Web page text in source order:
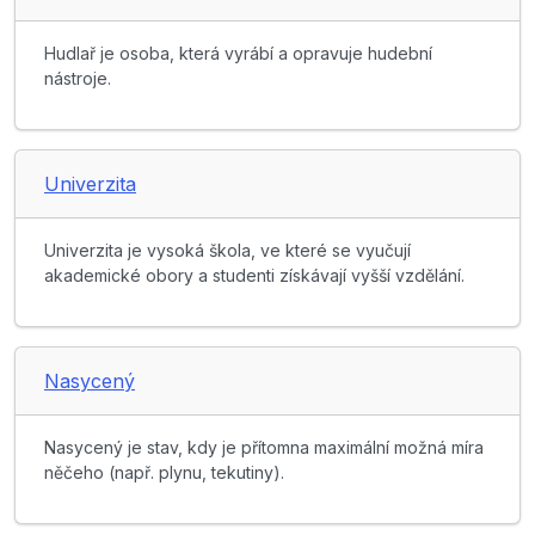
Hudlař je osoba, která vyrábí a opravuje hudební
nástroje.
Univerzita
Univerzita je vysoká škola, ve které se vyučují
akademické obory a studenti získávají vyšší vzdělání.
Nasycený
Nasycený je stav, kdy je přítomna maximální možná míra
něčeho (např. plynu, tekutiny).